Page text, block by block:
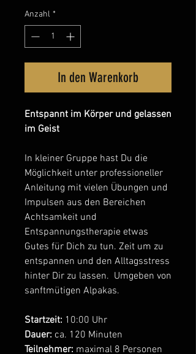
Anzahl *
In den Warenkorb
Entspannt im Körper und gelassen
im Geist
In kleiner Gruppe hast Du die
Möglichkeit unter professioneller
Anleitung mit vielen Übungen und
Impulsen aus den Bereichen
Achtsamkeit und
Entspannungstherapie etwas
Gutes für Dich zu tun. Zeit um zu
entspannen und den Alltagsstress
hinter Dir zu lassen. Umgeben von
sanftmütigen Alpakas.
Startzeit: 10:00 Uhr
Dauer: ca. 120 Minuten
Teilnehmer: maximal 8 Personen